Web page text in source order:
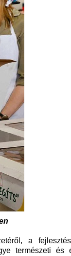
a
természeti és